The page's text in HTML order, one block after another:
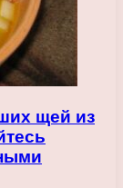
щей из